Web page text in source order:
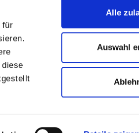
für
Alle
Auswahl
Mai 2022
März 2022
Januar 2022
Dezember 2021